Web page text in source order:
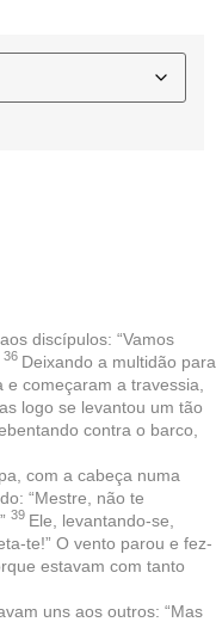
discípulos: “Vamos
36 Deixando a multidão para
começaram a travessia,
logo se levantou um tão
contra o barco,
com a cabeça numa
“Mestre, não te
39 Ele, levantando-se,
te!” O vento parou e fez-
estavam com tanto
uns aos outros: “Mas